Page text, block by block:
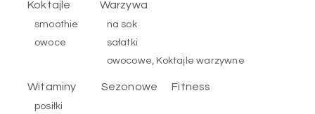
Koktajle
smoothie
owoce
Warzywa
na sok
sałatki
owocowe, Koktajle warzywne
Witaminy
posiłki
Sezonowe Fitness